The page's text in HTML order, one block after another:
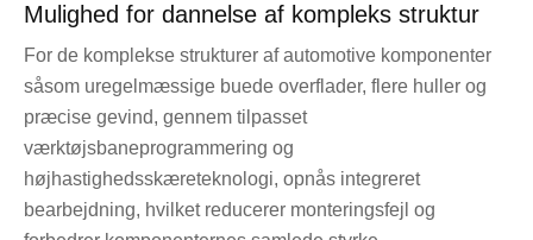
Mulighed for dannelse af kompleks struktur
For de komplekse strukturer af automotive komponenter
såsom uregelmæssige buede overflader, flere huller og
præcise gevind, gennem tilpasset
værktøjsbaneprogrammering og
højhastighedsskæreteknologi, opnås integreret
bearbejdning, hvilket reducerer monteringsfejl og